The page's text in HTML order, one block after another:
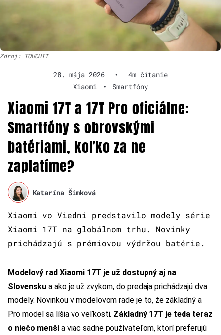
Zdroj: TOUCHIT
28. mája 2026 •
4m čítanie
Xiaomi
• Smartfóny
Xiaomi 17T a 17T Pro oficiálne:
Smartfóny s obrovskými
batériami, koľko za ne
zaplatíme?
Katarína Šimková
Xiaomi vo Viedni predstavilo modely série
Xiaomi 17T na globálnom trhu. Novinky
prichádzajú s prémiovou výdržou batérie.
Modelový rad Xiaomi 17T je už dostupný aj na
Slovensku a ako je už zvykom, do predaja prichádzajú dva
modely. Novinkou v modelovom rade je to, že základný a
Pro model sa líšia vo veľkosti. Základný 17T je teda teraz
o niečo menšía viac sadne používateľom, ktorí preferujú